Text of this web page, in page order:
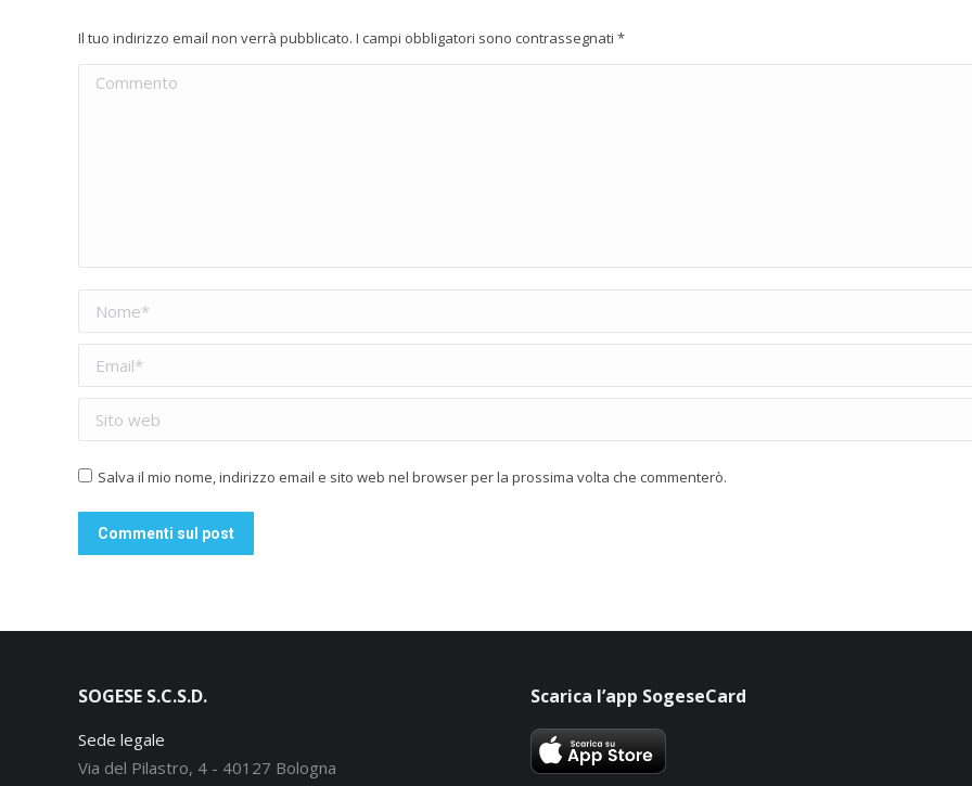
Il tuo indirizzo email non verrà pubblicato. I campi obbligatori sono contrassegnati *
Commento
Nome *
Email *
Sito web
Salva il mio nome, indirizzo email e sito web nel browser per la prossima volta che commenterò.
Commenti sul post
SOGESE S.C.S.D.
Sede legale
Via del Pilastro, 4 - 40127 Bologna
Scarica l’app SogeseCard